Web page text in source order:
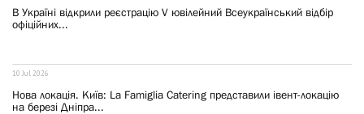
В Україні відкрили реєстрацію V ювілейний Всеукраїнський відбір
офіційних...
10 Jul 2026
Нова локація. Київ: La Famiglia Catering представили івент-локацію
на березі Дніпра...